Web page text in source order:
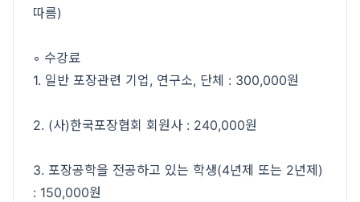
따름)
◦ 수강료
1. 일반 포장관련 기업, 연구소, 단체 : 300,000원
2. (사)한국포장협회 회원사 : 240,000원
3. 포장공학을 전공하고 있는 학생(4년제 또는 2년제)
: 150,000원